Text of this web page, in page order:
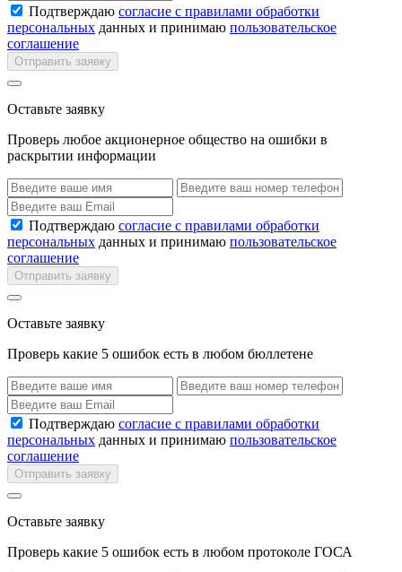
Подтверждаю согласие с правилами обработки
персональных данных и принимаю пользовательское
соглашение
Отправить заявку
Оставьте заявку
Проверь любое акционерное общество на ошибки в
раскрытии информации
Подтверждаю согласие с правилами обработки
персональных данных и принимаю пользовательское
соглашение
Отправить заявку
Оставьте заявку
Проверь какие 5 ошибок есть в любом бюллетене
Подтверждаю согласие с правилами обработки
персональных данных и принимаю пользовательское
соглашение
Отправить заявку
Оставьте заявку
Проверь какие 5 ошибок есть в любом протоколе ГОСА